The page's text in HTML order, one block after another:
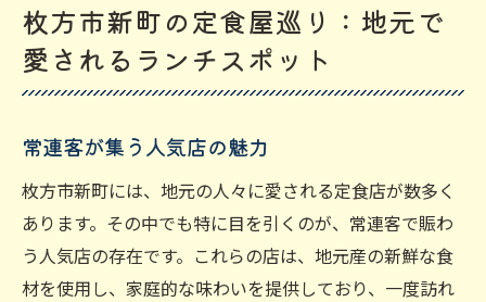
枚方市新町の定食屋巡り：地元で
愛されるランチスポット
常連客が集う人気店の魅力
枚方市新町には、地元の人々に愛される定食店が数多く
あります。その中でも特に目を引くのが、常連客で賑わ
う人気店の存在です。これらの店は、地元産の新鮮な食
材を使用し、家庭的な味わいを提供しており、一度訪れ